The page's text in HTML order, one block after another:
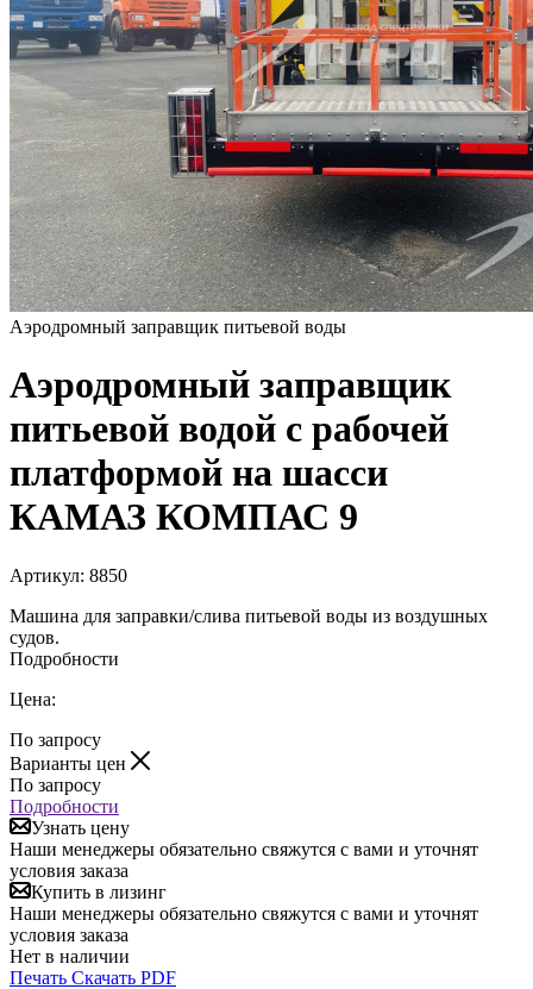
Аэродромный заправщик питьевой воды
Аэродромный заправщик
питьевой водой с рабочей
платформой на шасси
КАМАЗ КОМПАС 9
Артикул: 8850
Машина для заправки/слива питьевой воды из воздушных
судов.
Подробности
Цена:
По запросу
Варианты цен
По запросу
Подробности
Узнать цену
Наши менеджеры обязательно свяжутся с вами и уточнят
условия заказа
Купить в лизинг
Наши менеджеры обязательно свяжутся с вами и уточнят
условия заказа
Нет в наличии
Печать Скачать PDF